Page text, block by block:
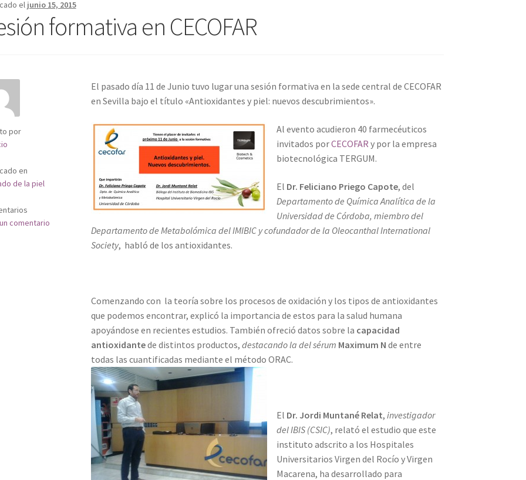
el junio 15, 2015
formativa en CECOFAR
por
en
de la piel
comentario
El pasado día 11 de Junio tuvo lugar una sesión formativa en la sede central de CECOFAR
en Sevilla bajo el título «Antioxidantes y piel: nuevos descubrimientos».
Al evento acudieron 40 farmecéuticos
invitados porCECOFAR y por la empresa
biotecnológica TERGUM.
El Dr. Feliciano Priego Capote, del
Departamento de Química Analítica de la
Universidad de Córdoba, miembro del
Departamento de Metabolómica del IMIBIC y cofundador de la Oleocanthal International
Society, habló de los antioxidantes.
Comenzando con la teoría sobre los procesos de oxidación y los tipos de antioxidantes
que podemos encontrar, explicó la importancia de estos para la salud humana
apoyándose en recientes estudios. También ofreció datos sobre la capacidad
antioxidantede distintos productos, destacando la del sérum Maximum N de entre
todas las cuantificadas mediante el método ORAC.
El Dr. Jordi Muntané Relat, investigador
del IBIS (CSIC), relató el estudio que este
instituto adscrito a los Hospitales
Universitarios Virgen del Rocío y Virgen
Macarena, ha desarrollado para